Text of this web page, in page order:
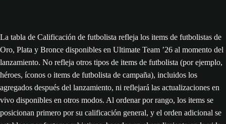
La tabla de Calificación de futbolista refleja los items de futbolistas de
Oro, Plata y Bronce disponibles en Ultimate Team ’26 al momento del
lanzamiento. No refleja otros tipos de items de futbolista (por ejemplo,
héroes, íconos o items de futbolista de campaña), incluidos los
agregados después del lanzamiento, ni reflejará las actualizaciones en
vivo disponibles en otros modos. Al ordenar por rango, los items se
posicionan primero por su calificación general, y el orden adicional se